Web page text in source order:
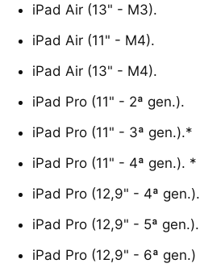
iPad Air (13" - M3).
iPad Air (11" - M4).
iPad Air (13" - M4).
iPad Pro (11" - 2ª gen.).
iPad Pro (11" - 3ª gen.).*
iPad Pro (11" - 4ª gen.). *
iPad Pro (12,9" - 4ª gen.).
iPad Pro (12,9" - 5ª gen.).
iPad Pro (12,9" - 6ª gen.)